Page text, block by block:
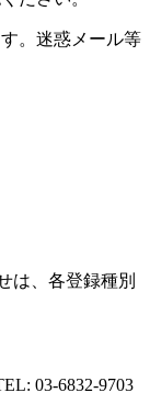
。迷惑メール等
は、各登録種別
03-6832-9703